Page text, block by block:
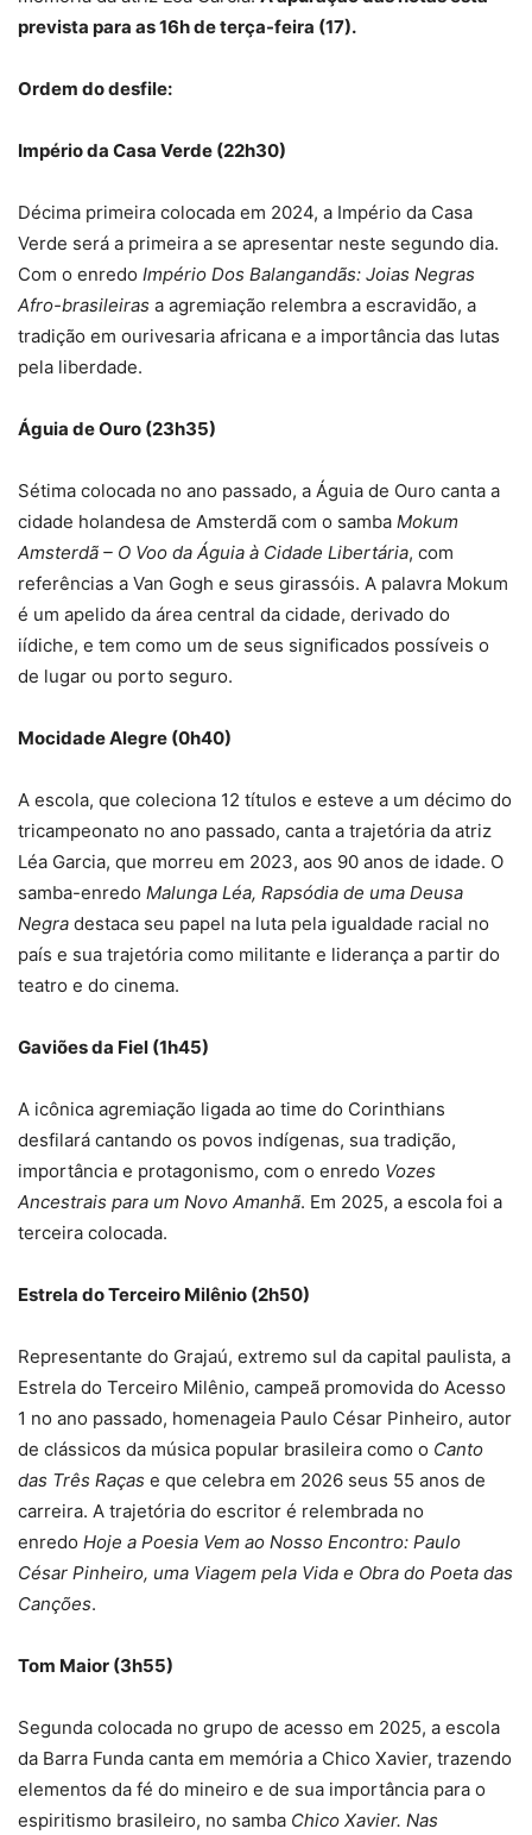
prevista para as 16h de terça-feira (17).
Ordem do desfile:
Império da Casa Verde (22h30)
Décima primeira colocada em 2024, a Império da Casa
Verde será a primeira a se apresentar neste segundo dia.
Com o enredo Império Dos Balangandãs: Joias Negras
Afro-brasileiras a agremiação relembra a escravidão, a
tradição em ourivesaria africana e a importância das lutas
pela liberdade.
Águia de Ouro (23h35)
Sétima colocada no ano passado, a Águia de Ouro canta a
cidade holandesa de Amsterdã com o samba Mokum
Amsterdã – O Voo da Águia à Cidade Libertária, com
referências a Van Gogh e seus girassóis. A palavra Mokum
é um apelido da área central da cidade, derivado do
iídiche, e tem como um de seus significados possíveis o
de lugar ou porto seguro.
Mocidade Alegre (0h40)
A escola, que coleciona 12 títulos e esteve a um décimo do
tricampeonato no ano passado, canta a trajetória da atriz
Léa Garcia, que morreu em 2023, aos 90 anos de idade. O
samba-enredo Malunga Léa, Rapsódia de uma Deusa
Negra destaca seu papel na luta pela igualdade racial no
país e sua trajetória como militante e liderança a partir do
teatro e do cinema.
Gaviões da Fiel (1h45)
A icônica agremiação ligada ao time do Corinthians
desfilará cantando os povos indígenas, sua tradição,
importância e protagonismo, com o enredo Vozes
Ancestrais para um Novo Amanhã. Em 2025, a escola foi a
terceira colocada.
Estrela do Terceiro Milênio (2h50)
Representante do Grajaú, extremo sul da capital paulista, a
Estrela do Terceiro Milênio, campeã promovida do Acesso
1 no ano passado, homenageia Paulo César Pinheiro, autor
de clássicos da música popular brasileira como o Canto
das Três Raças e que celebra em 2026 seus 55 anos de
carreira. A trajetória do escritor é relembrada no
enredo Hoje a Poesia Vem ao Nosso Encontro: Paulo
César Pinheiro, uma Viagem pela Vida e Obra do Poeta das
Canções.
Tom Maior (3h55)
Segunda colocada no grupo de acesso em 2025, a escola
da Barra Funda canta em memória a Chico Xavier, trazendo
elementos da fé do mineiro e de sua importância para o
espiritismo brasileiro, no samba Chico Xavier. Nas